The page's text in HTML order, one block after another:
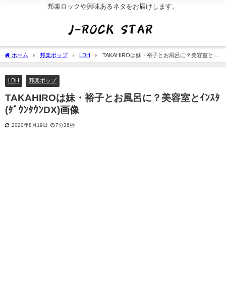
邦楽ロックや興味あるネタをお届けします。
ホーム 邦楽ポップ LDH
TAKAHIROは妹・裕子とお風呂に？美容室とｲﾝ
ｽﾀ(ﾀﾞｳﾝﾀｳﾝDX)画像
LDH 邦楽ポップ
TAKAHIROは妹・裕子とお風呂に？美容室とｲﾝｽﾀ
(ﾀﾞｳﾝﾀｳﾝDX)画像
2020年8月19日 7分36秒